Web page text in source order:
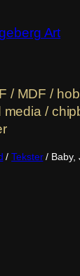
/ MDF /
media /
/Tekster/ Baby,